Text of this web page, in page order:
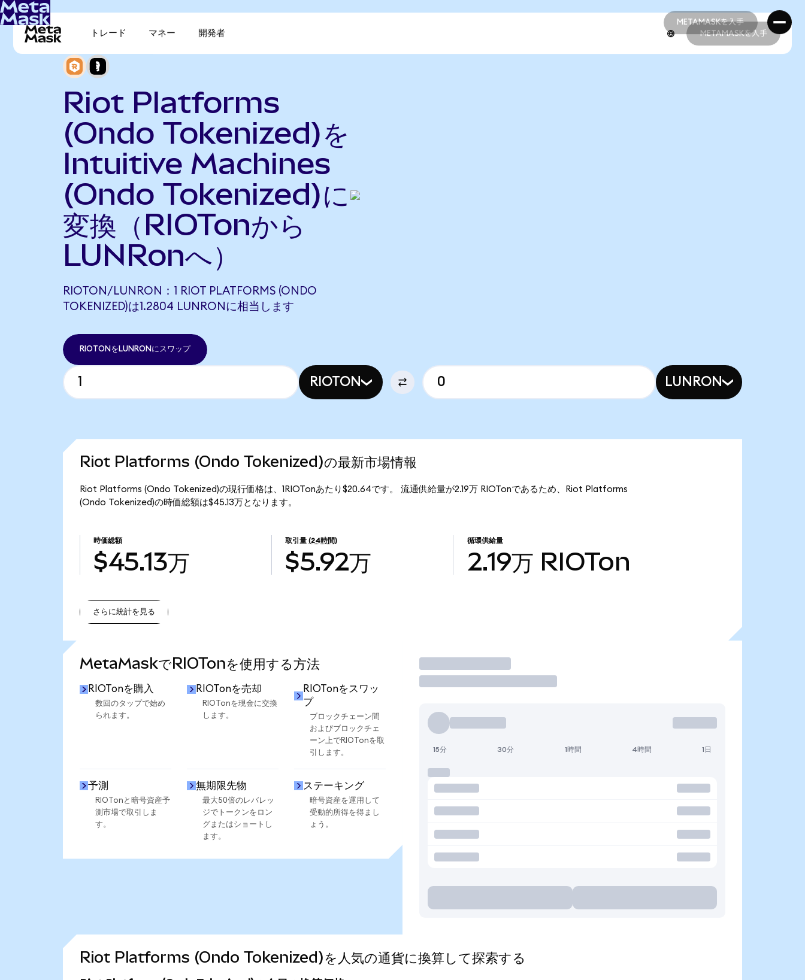
METAMASKを入手
METAMASKを入手
トレード マネー 開発者 METAMASKを入手
Riot Platforms
(Ondo Tokenized)を
Intuitive Machines
(Ondo Tokenized)に
変換（RIOTonから
LUNRonへ）
RIOTON/LUNRON：1 RIOT PLATFORMS (ONDO
TOKENIZED)は1.2804 LUNRONに相当します
RIOTONをLUNRONにスワップ
RIOTON LUNRON
Riot Platforms (Ondo Tokenized)の最新市場情報
Riot Platforms (Ondo Tokenized)の現行価格は、1RIOTonあたり$20.64です。 流通供給量が2.19万 RIOTonであるため、Riot Platforms
(Ondo Tokenized)の時価総額は$45.13万となります。
時価総額
$45.13万
取引量 (24時間)
$5.92万
循環供給量
2.19万 RIOTon
さらに統計を見る
MetaMaskでRIOTonを使用する方法
RIOTonを購入
数回のタップで始め
られます。
RIOTonを売却
RIOTonを現金に交換
します。
RIOTonをスワッ
プ
ブロックチェーン間
およびブロックチェ
ーン上でRIOTonを取
引します。
予測
RIOTonと暗号資産予
測市場で取引しま
す。
無期限先物
最大50倍のレバレッ
ジでトークンをロン
グまたはショートし
ます。
ステーキング
暗号資産を運用して
受動的所得を得まし
ょう。
取引
15分 30分 1時間 4時間 1日
Riot Platforms (Ondo Tokenized)を人気の通貨に換算して探索する